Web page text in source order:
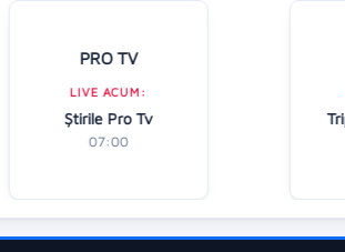
PRO TV
LIVE ACUM:
Ştirile Pro Tv
07:00